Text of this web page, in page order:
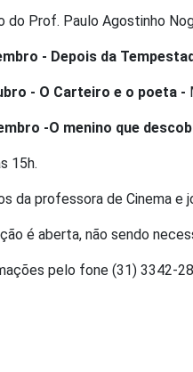
do Prof. Paulo Agostinho
- Depois da
- O Carteiro e o poeta -
-O menino que
15h.
da professora de Cinema e
é aberta, não sendo
pelo fone (31) 3342-